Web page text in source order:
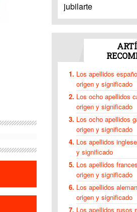
jubilarte
Los apellidos
origen y significado
Los ocho apellidos
origen y significado
Los ocho apellidos
origen y significado
Los apellidos
y significado
Los apellidos
origen y significado
Los apellidos
origen y significado
Los apellidos rusos